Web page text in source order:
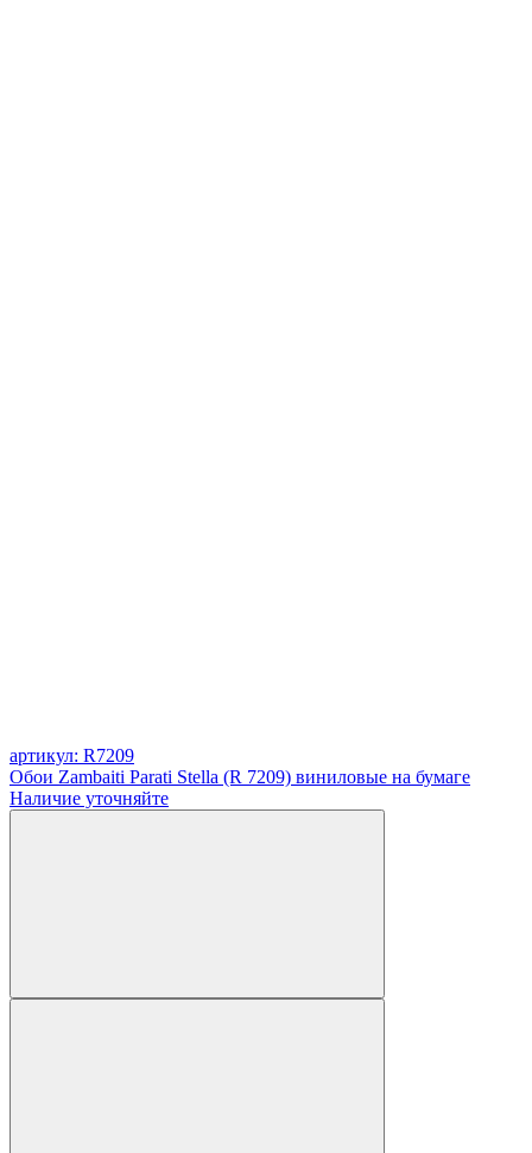
артикул: R7209
Обои Zambaiti Parati Stella (R 7209) виниловые на бумаге
Наличие уточняйте